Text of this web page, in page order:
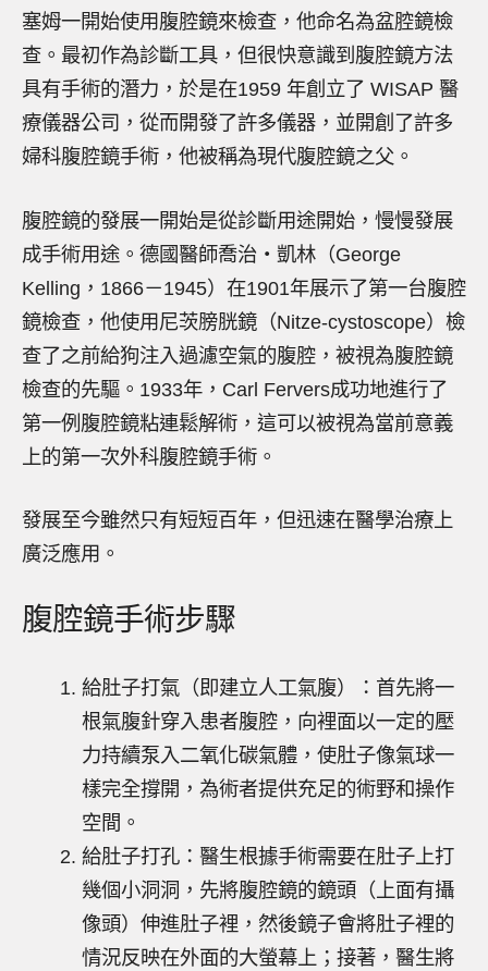
塞姆一開始使用腹腔鏡來檢查，他命名為盆腔鏡檢
查。最初作為診斷工具，但很快意識到腹腔鏡方法
具有手術的潛力，於是在1959 年創立了 WISAP 醫
療儀器公司，從而開發了許多儀器，並開創了許多
婦科腹腔鏡手術，他被稱為現代腹腔鏡之父。
腹腔鏡的發展一開始是從診斷用途開始，慢慢發展
成手術用途。德國醫師喬治‧凱林（George
Kelling，1866－1945）在1901年展示了第一台腹腔
鏡檢查，他使用尼茨膀胱鏡（Nitze-cystoscope）檢
查了之前給狗注入過濾空氣的腹腔，被視為腹腔鏡
檢查的先驅。1933年，Carl Fervers成功地進行了
第一例腹腔鏡粘連鬆解術，這可以被視為當前意義
上的第一次外科腹腔鏡手術。
發展至今雖然只有短短百年，但迅速在醫學治療上
廣泛應用。
腹腔鏡手術步驟
給肚子打氣（即建立人工氣腹）：首先將一
根氣腹針穿入患者腹腔，向裡面以一定的壓
力持續泵入二氧化碳氣體，使肚子像氣球一
樣完全撐開，為術者提供充足的術野和操作
空間。
給肚子打孔：醫生根據手術需要在肚子上打
幾個小洞洞，先將腹腔鏡的鏡頭（上面有攝
像頭）伸進肚子裡，然後鏡子會將肚子裡的
情況反映在外面的大螢幕上；接著，醫生將